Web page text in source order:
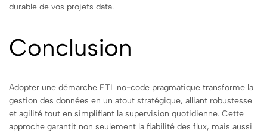
durable de vos projets data.
Conclusion
Adopter une démarche ETL no-code pragmatique transforme la
gestion des données en un atout stratégique, alliant robustesse
et agilité tout en simplifiant la supervision quotidienne. Cette
approche garantit non seulement la fiabilité des flux, mais aussi